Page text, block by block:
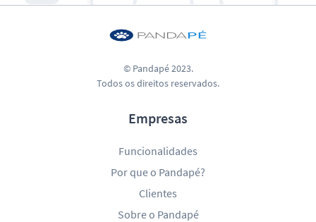
© Pandapé 2023.
Todos os direitos reservados.
Empresas
Funcionalidades
Por que o Pandapé?
Clientes
Sobre o Pandapé